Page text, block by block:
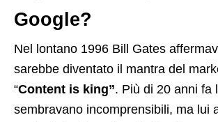
Google?
Nel lontano 1996 Bill Gates
sarebbe diventato il mantra del
“Content is king”. Più di 20 anni fa
sembravano incomprensibili, ma lui